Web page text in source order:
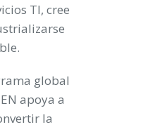
TI, cree
global
apoya a
la